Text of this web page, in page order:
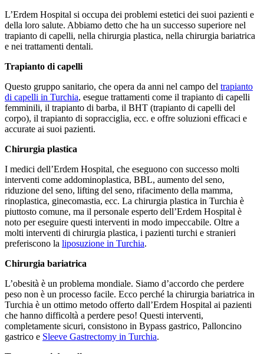
L’Erdem Hospital si occupa dei problemi estetici dei suoi pazienti e
della loro salute. Abbiamo detto che ha un successo superiore nel
trapianto di capelli, nella chirurgia plastica, nella chirurgia bariatrica
e nei trattamenti dentali.
Trapianto di capelli
Questo gruppo sanitario, che opera da anni nel campo del trapianto
di capelli in Turchia, esegue trattamenti come il trapianto di capelli
femminili, il trapianto di barba, il BHT (trapianto di capelli del
corpo), il trapianto di sopracciglia, ecc. e offre soluzioni efficaci e
accurate ai suoi pazienti.
Chirurgia plastica
I medici dell’Erdem Hospital, che eseguono con successo molti
interventi come addominoplastica, BBL, aumento del seno,
riduzione del seno, lifting del seno, rifacimento della mamma,
rinoplastica, ginecomastia, ecc. La chirurgia plastica in Turchia è
piuttosto comune, ma il personale esperto dell’Erdem Hospital è
noto per eseguire questi interventi in modo impeccabile. Oltre a
molti interventi di chirurgia plastica, i pazienti turchi e stranieri
preferiscono la liposuzione in Turchia.
Chirurgia bariatrica
L’obesità è un problema mondiale. Siamo d’accordo che perdere
peso non è un processo facile. Ecco perché la chirurgia bariatrica in
Turchia è un ottimo metodo offerto dall’Erdem Hospital ai pazienti
che hanno difficoltà a perdere peso! Questi interventi,
completamente sicuri, consistono in Bypass gastrico, Palloncino
gastrico e Sleeve Gastrectomy in Turchia.